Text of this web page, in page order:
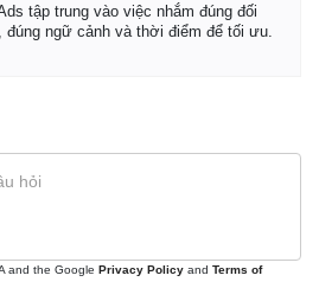
Tiêu dùng
tập trung vào việc nhắm đúng đối
ngữ cảnh và thời điểm để tối ưu.
and the Google Privacy Policy and Terms of